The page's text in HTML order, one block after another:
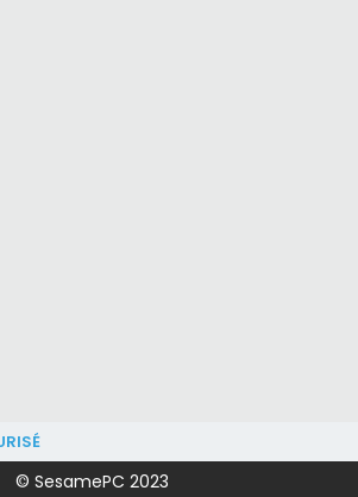
© SesamePC 2023